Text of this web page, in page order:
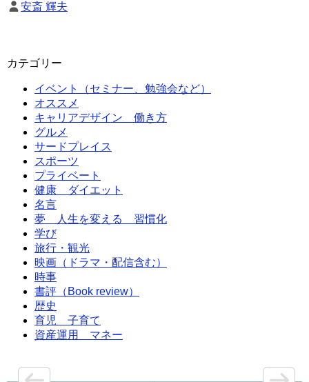
安斎 輝夫
カテゴリー
イベント（セミナー、勉強会など）
オススメ
キャリアデザイン 働き方
グルメ
サードプレイス
スポーツ
プライベート
健康 ダイエット
名言
夢 人生を変える 習慣化
学び
旅行・観光
映画（ドラマ・配信含む）
時事
書評（Book review）
歴史
育児 子育て
資産運用 マネー